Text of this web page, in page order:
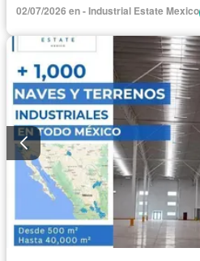
02/07/2026 en - Industrial Estate Mexico